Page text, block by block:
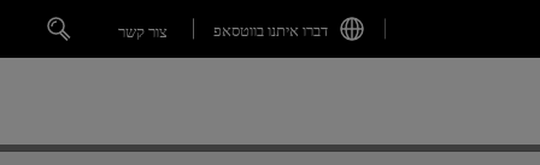
דברו איתנו בווטסאפ צור קשר